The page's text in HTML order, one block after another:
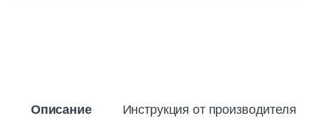
Описание Инструкция от производителя